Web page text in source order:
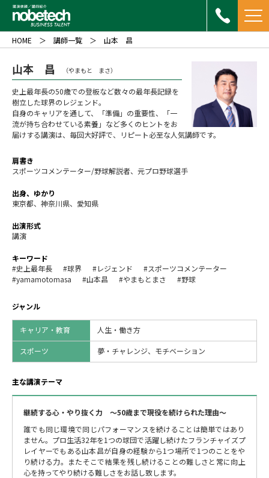
HOME 講師一覧 山本 昌
山本 昌 （やまもと まさ）
史上最年長の50歳での登板など数々の最年長記録を
樹立した球界のレジェンド。
自身のキャリアを通して、「準備」の重要性、「一
流が持ち合わせている素養」など多くのヒントをお
届けする講演は、毎回大好評で、リピート必至な人気講師です。
肩書き
スポーツコメンテーター/野球解説者、元プロ野球選手
出身、ゆかり
東京都、神奈川県、愛知県
出演形式
講演
キーワード
#史上最年長
#球界 #レジェンド
#スポーツコメンテーター
#yamamotomasa
#山本昌 #やまもとまさ #野球
ジャンル
キャリア・教育 人生・働き方
スポーツ 夢・チャレンジ、モチベーション
主な講演テーマ
継続する心・やり抜く力 〜50歳まで現役を続けられた理由～
誰でも同じ環境で同じパフォーマンスを続けることは簡単ではあり
ません。プロ生活32年を1つの球団で活躍し続けたフランチャイズプ
レイヤーでもある山本昌が自身の経験から1つ場所で1つのことをや
り続ける力。またそこで結果を残し続けることの難しさと常に向上
心を持ってやり続ける難しさをお話し致します。